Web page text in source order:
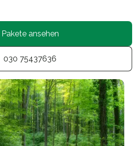
Pakete ansehen
030 75437636